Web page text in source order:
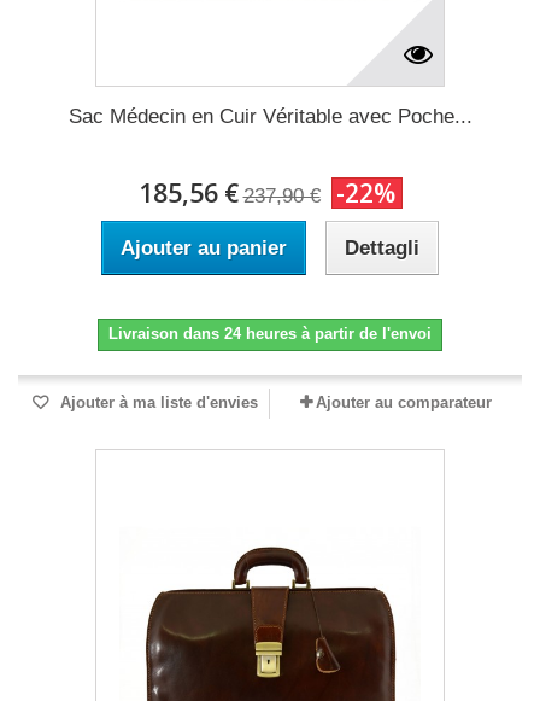
Sac Médecin en Cuir Véritable avec Poche...
185,56 € 237,90 € -22%
Ajouter au panier Dettagli
Livraison dans 24 heures à partir de l'envoi
Ajouter à ma liste d'envies Ajouter au comparateur